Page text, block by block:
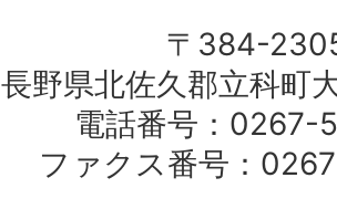
〒384-
長野県北佐久郡立科町
電話番号：0267-
ファクス番号：